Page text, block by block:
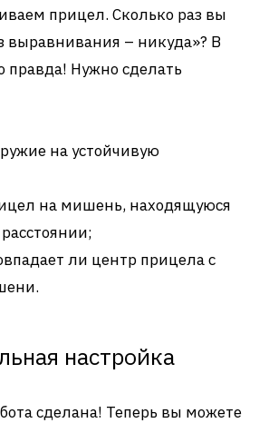
прицел. Сколько раз вы
выравнивания – никуда»? В
правда! Нужно сделать
на устойчивую
на мишень, находящуюся
ли центр прицела с
настройка
сделана! Теперь вы можете